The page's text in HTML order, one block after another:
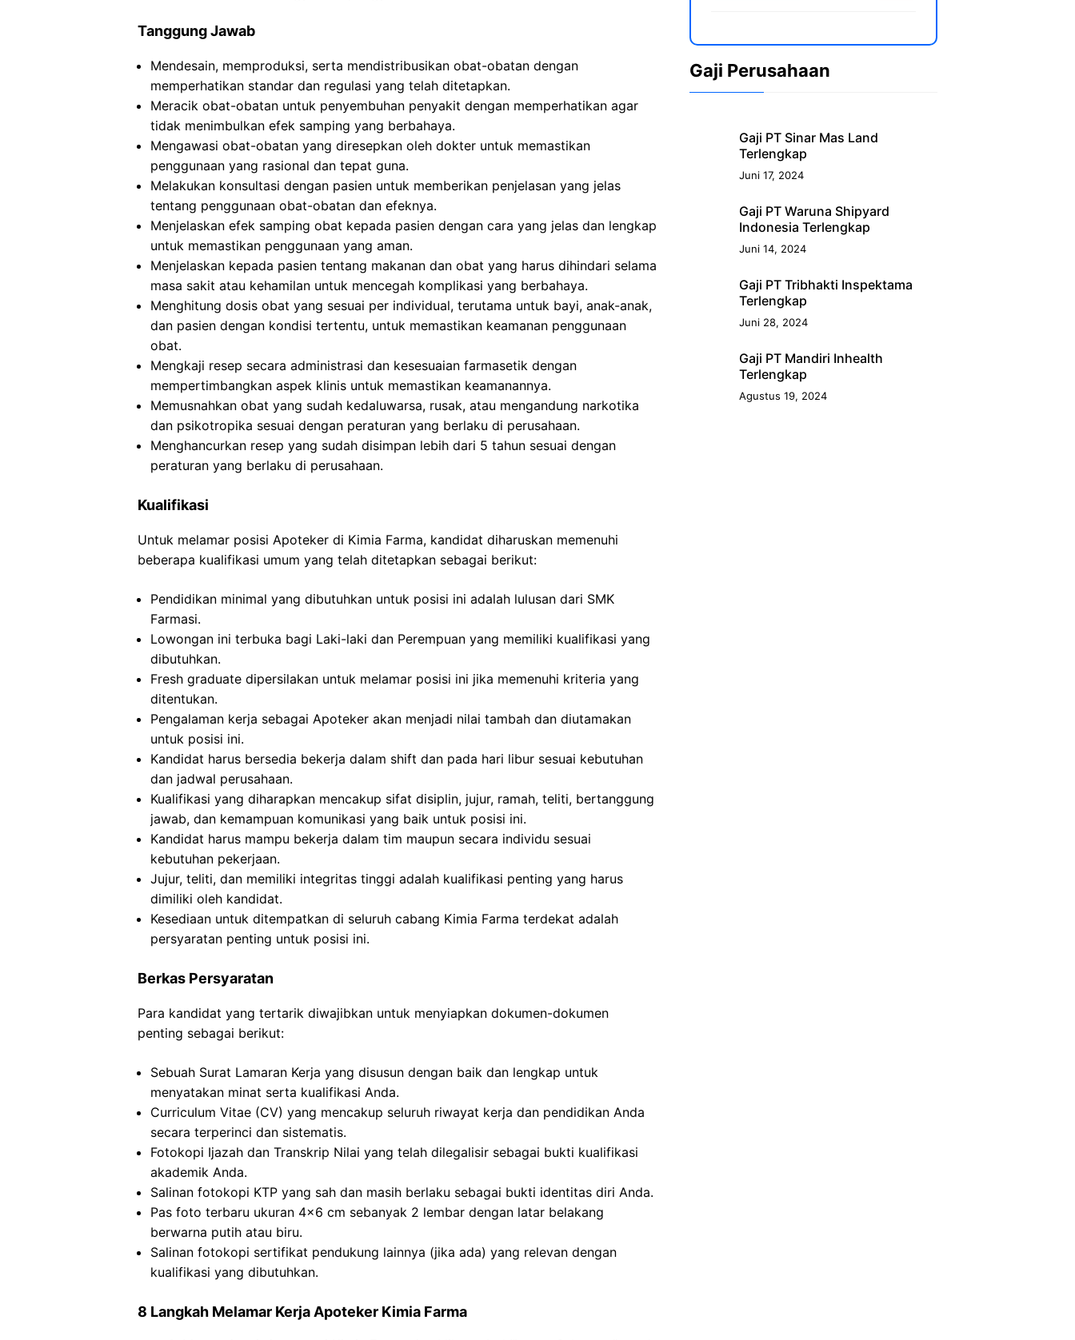
Tanggung Jawab
Mendesain, memproduksi, serta mendistribusikan obat-obatan dengan
memperhatikan standar dan regulasi yang telah ditetapkan.
Meracik obat-obatan untuk penyembuhan penyakit dengan memperhatikan agar
tidak menimbulkan efek samping yang berbahaya.
Mengawasi obat-obatan yang diresepkan oleh dokter untuk memastikan
penggunaan yang rasional dan tepat guna.
Melakukan konsultasi dengan pasien untuk memberikan penjelasan yang jelas
tentang penggunaan obat-obatan dan efeknya.
Menjelaskan efek samping obat kepada pasien dengan cara yang jelas dan lengkap
untuk memastikan penggunaan yang aman.
Menjelaskan kepada pasien tentang makanan dan obat yang harus dihindari selama
masa sakit atau kehamilan untuk mencegah komplikasi yang berbahaya.
Menghitung dosis obat yang sesuai per individual, terutama untuk bayi, anak-anak,
dan pasien dengan kondisi tertentu, untuk memastikan keamanan penggunaan
obat.
Mengkaji resep secara administrasi dan kesesuaian farmasetik dengan
mempertimbangkan aspek klinis untuk memastikan keamanannya.
Memusnahkan obat yang sudah kedaluwarsa, rusak, atau mengandung narkotika
dan psikotropika sesuai dengan peraturan yang berlaku di perusahaan.
Menghancurkan resep yang sudah disimpan lebih dari 5 tahun sesuai dengan
peraturan yang berlaku di perusahaan.
Kualifikasi
Untuk melamar posisi Apoteker di Kimia Farma, kandidat diharuskan memenuhi
beberapa kualifikasi umum yang telah ditetapkan sebagai berikut:
Pendidikan minimal yang dibutuhkan untuk posisi ini adalah lulusan dari SMK
Farmasi.
Lowongan ini terbuka bagi Laki-laki dan Perempuan yang memiliki kualifikasi yang
dibutuhkan.
Fresh graduate dipersilakan untuk melamar posisi ini jika memenuhi kriteria yang
ditentukan.
Pengalaman kerja sebagai Apoteker akan menjadi nilai tambah dan diutamakan
untuk posisi ini.
Kandidat harus bersedia bekerja dalam shift dan pada hari libur sesuai kebutuhan
dan jadwal perusahaan.
Kualifikasi yang diharapkan mencakup sifat disiplin, jujur, ramah, teliti, bertanggung
jawab, dan kemampuan komunikasi yang baik untuk posisi ini.
Kandidat harus mampu bekerja dalam tim maupun secara individu sesuai
kebutuhan pekerjaan.
Jujur, teliti, dan memiliki integritas tinggi adalah kualifikasi penting yang harus
dimiliki oleh kandidat.
Kesediaan untuk ditempatkan di seluruh cabang Kimia Farma terdekat adalah
persyaratan penting untuk posisi ini.
Berkas Persyaratan
Para kandidat yang tertarik diwajibkan untuk menyiapkan dokumen-dokumen
penting sebagai berikut:
Sebuah Surat Lamaran Kerja yang disusun dengan baik dan lengkap untuk
menyatakan minat serta kualifikasi Anda.
Curriculum Vitae (CV) yang mencakup seluruh riwayat kerja dan pendidikan Anda
secara terperinci dan sistematis.
Fotokopi Ijazah dan Transkrip Nilai yang telah dilegalisir sebagai bukti kualifikasi
akademik Anda.
Salinan fotokopi KTP yang sah dan masih berlaku sebagai bukti identitas diri Anda.
Pas foto terbaru ukuran 4×6 cm sebanyak 2 lembar dengan latar belakang
berwarna putih atau biru.
Salinan fotokopi sertifikat pendukung lainnya (jika ada) yang relevan dengan
kualifikasi yang dibutuhkan.
8 Langkah Melamar Kerja Apoteker Kimia Farma
Gaji Perusahaan
Gaji PT Sinar Mas Land
Terlengkap
Juni 17, 2024
Gaji PT Waruna Shipyard
Indonesia Terlengkap
Juni 14, 2024
Gaji PT Tribhakti Inspektama
Terlengkap
Juni 28, 2024
Gaji PT Mandiri Inhealth
Terlengkap
Agustus 19, 2024